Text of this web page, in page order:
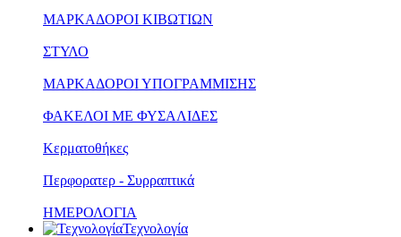
ΜΑΡΚΑΔΟΡΟΙ ΚΙΒΩΤΙΩΝ
ΣΤΥΛΟ
ΜΑΡΚΑΔΟΡΟΙ ΥΠΟΓΡΑΜΜΙΣΗΣ
ΦΑΚΕΛΟΙ ΜΕ ΦΥΣΑΛΙΔΕΣ
Κερματοθήκες
Περφορατερ - Συρραπτικά
ΗΜΕΡΟΛΟΓΙΑ
Τεχνολογία